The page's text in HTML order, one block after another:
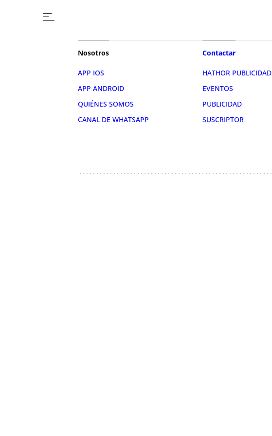
Nosotros
APP IOS
APP ANDROID
QUIÉNES SOMOS
CANAL DE WHATSAPP
Contactar
HATHOR PUBLICIDAD
EVENTOS
PUBLICIDAD
SUSCRIPTOR